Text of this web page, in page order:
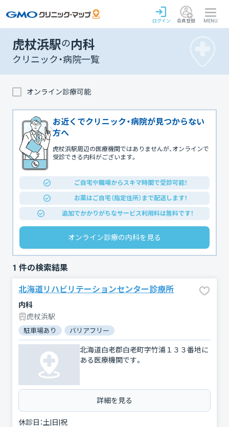
ログイン 会員登録 MENU
虎杖浜駅の内科
クリニック・病院一覧
オンライン診療可能
お近くでクリニック・病院が見つからない
方へ
虎杖浜駅周辺の医療機関ではありませんが、オンラインで
受診できる内科がございます。
ご自宅や職場からスキマ時間で受診可能！
お薬はご自宅（指定住所）まで配送します！
追加でかかりがちなサービス利用料は無料です！
オンライン診療の内科を見る
1 件の検索結果
北海道リハビリテーションセンター診療所
内科
虎杖浜駅
駐車場あり バリアフリー
北海道白老郡白老町字竹浦１３３番地に
ある医療機関です。
詳細を見る
休診日：土|日|祝